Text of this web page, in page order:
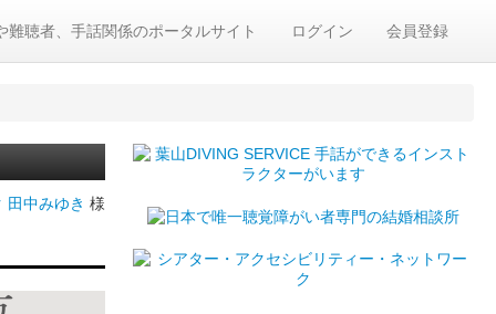
ログイン 会員登録
難聴者、手話関係のポータルサイト
田中みゆき 様